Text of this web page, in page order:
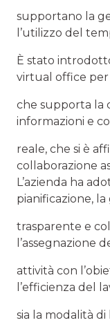
supportano la
l’utilizzo del
È stato
virtual office per
che supporta la
informazioni e
reale, che si è
collaborazione
L’azienda ha
pianificazione, la
trasparente e
l’assegnazione
attività con
l’efficienza del
sia la modalità di